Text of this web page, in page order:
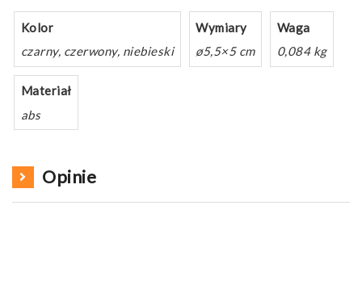
Kolor
czarny, czerwony, niebieski
Wymiary
ø5,5×5 cm
Waga
0,084 kg
Materiał
abs
Opinie